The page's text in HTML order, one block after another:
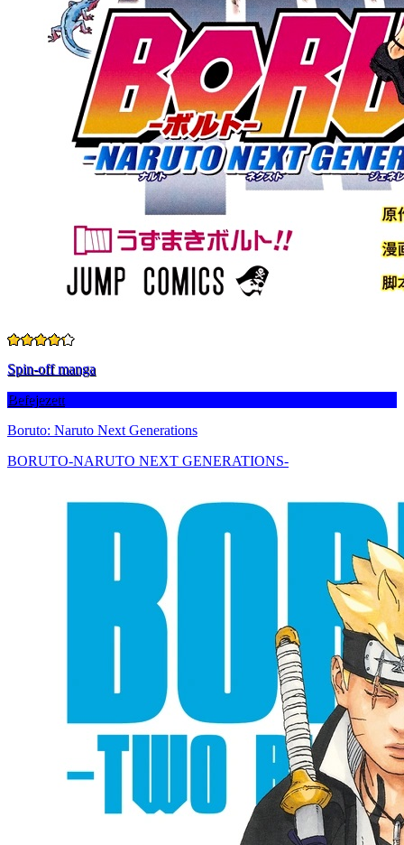
Spin-off manga
Befejezett
Boruto: Naruto Next Generations
BORUTO-NARUTO NEXT GENERATIONS-